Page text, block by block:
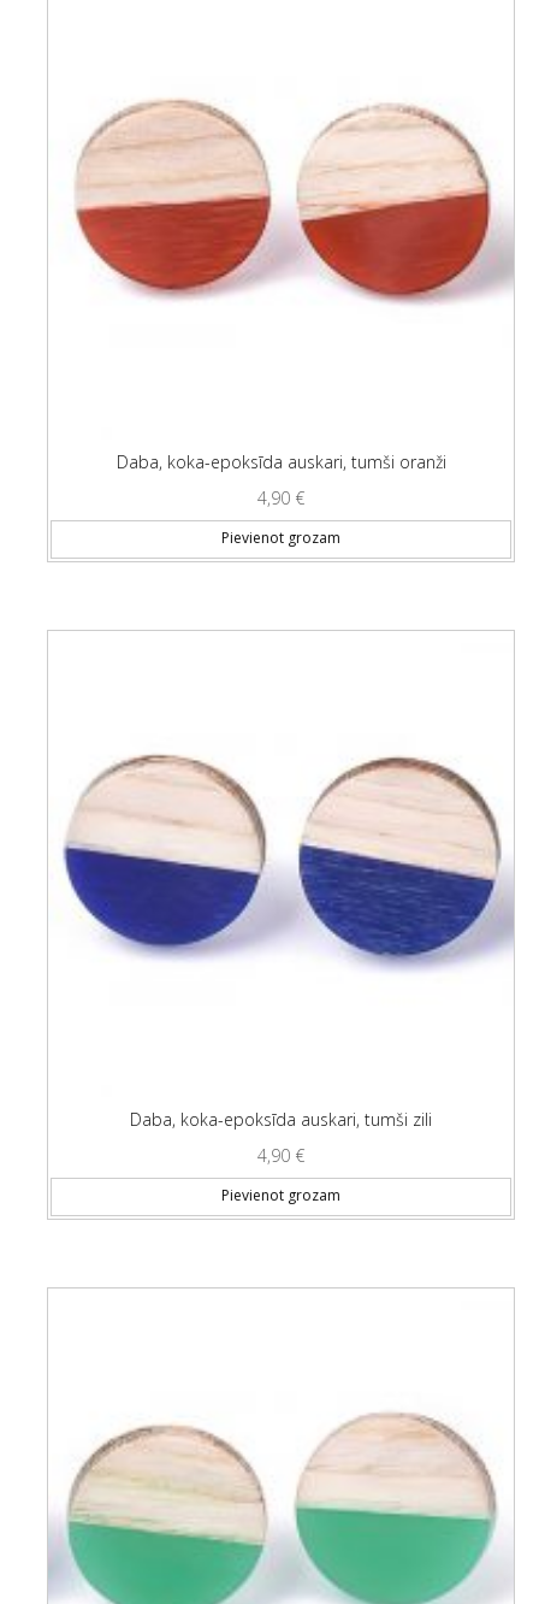
Daba, koka-epoksīda auskari, tumši oranži
4,90 €
Pievienot grozam
Daba, koka-epoksīda auskari, tumši zili
4,90 €
Pievienot grozam